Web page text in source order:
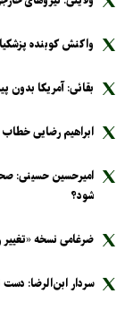
واکنش کوبنده
بقائی: آمریکا بدون
ابراهیم رضایی خطاب
امیرحسین حسینی:
شود؟
ضرغامی نسخه
سردار ابن‌الرضا: